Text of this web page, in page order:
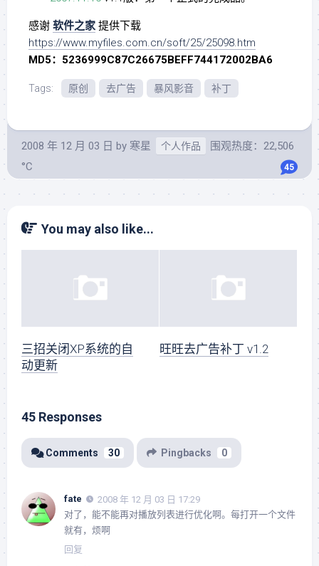
感谢 软件之家 提供下载
https://www.myfiles.com.cn/soft/25/25098.htm
MD5：5236999C87C26675BEFF744172002BA6
Tags: 原创 去广告 暴风影音 补丁
2008 年 12 月 03 日 by 寒星 个人作品
围观热度：22,506
°C
45
You may also like...
三招关闭XP系统的自
动更新
旺旺去广告补丁 v1.2
45 Responses
Comments 30 Pingbacks 0
fate
2008 年 12 月 03 日 17:29
对了，能不能再对播放列表进行优化啊。每打开一个文件
就有，烦啊
回复